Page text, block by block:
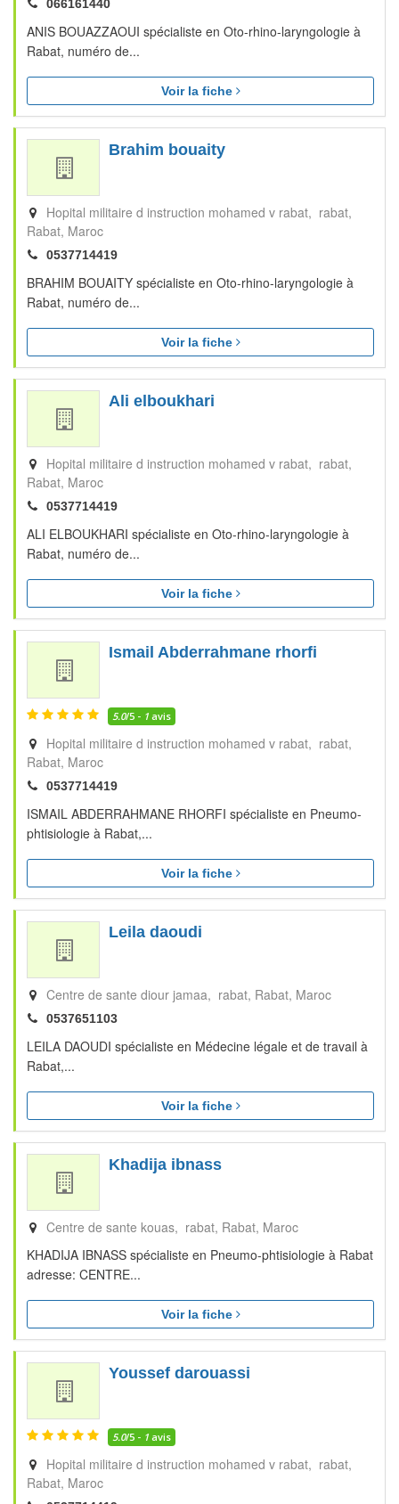
066161440
ANIS BOUAZZAOUI spécialiste en Oto-rhino-laryngologie à
Rabat, numéro de...
Voir la fiche
Brahim bouaity
Hopital militaire d instruction mohamed v rabat, rabat
Rabat Maroc
0537714419
BRAHIM BOUAITY spécialiste en Oto-rhino-laryngologie à
Rabat, numéro de...
Voir la fiche
Ali elboukhari
Hopital militaire d instruction mohamed v rabat, rabat
Rabat Maroc
0537714419
ALI ELBOUKHARI spécialiste en Oto-rhino-laryngologie à
Rabat, numéro de...
Voir la fiche
Ismail Abderrahmane rhorfi
5.0/5 - 1 avis
Hopital militaire d instruction mohamed v rabat, rabat
Rabat Maroc
0537714419
ISMAIL ABDERRAHMANE RHORFI spécialiste en Pneumo-
phtisiologie à Rabat,...
Voir la fiche
Leila daoudi
Centre de sante diour jamaa, rabat Rabat Maroc
0537651103
LEILA DAOUDI spécialiste en Médecine légale et de travail à
Rabat,...
Voir la fiche
Khadija ibnass
Centre de sante kouas, rabat Rabat Maroc
KHADIJA IBNASS spécialiste en Pneumo-phtisiologie à Rabat
adresse: CENTRE...
Voir la fiche
Youssef darouassi
5.0/5 - 1 avis
Hopital militaire d instruction mohamed v rabat, rabat
Rabat Maroc